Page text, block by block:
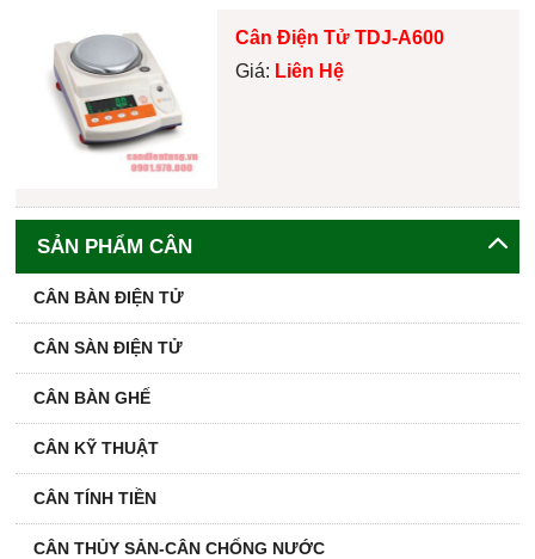
Cân Điện Tử TDJ-A600
Giá: Liên Hệ
SẢN PHẨM CÂN
CÂN BÀN ĐIỆN TỬ
CÂN SÀN ĐIỆN TỬ
CÂN BÀN GHẾ
CÂN KỸ THUẬT
CÂN TÍNH TIỀN
CÂN THỦY SẢN-CÂN CHỐNG NƯỚC